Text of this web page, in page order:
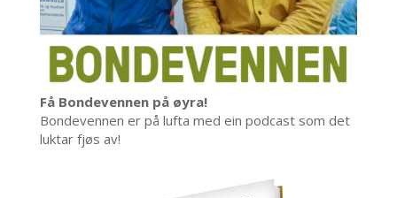
Få Bondevennen på øyra!
Bondevennen er på lufta med ein podcast som det
luktar fjøs av!